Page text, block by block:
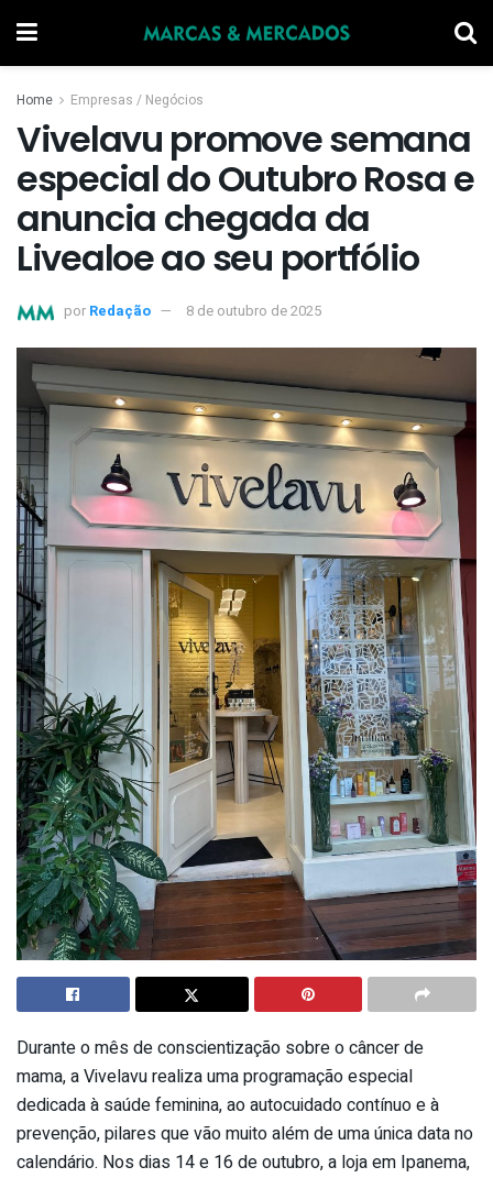
Home Empresas / Negócios
Vivelavu promove semana
especial do Outubro Rosa e
anuncia chegada da
Livealoe ao seu portfólio
por Redação 8 de outubro de 2025
Durante o mês de conscientização sobre o câncer de
mama, a Vivelavu realiza uma programação especial
dedicada à saúde feminina, ao autocuidado contínuo e à
prevenção, pilares que vão muito além de uma única data no
calendário. Nos dias 14 e 16 de outubro, a loja em Ipanema,